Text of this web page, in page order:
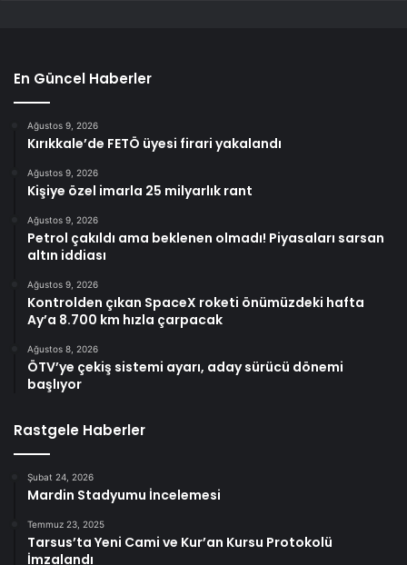
En Güncel Haberler
Ağustos 9, 2026
Kırıkkale’de FETÖ üyesi firari yakalandı
Ağustos 9, 2026
Kişiye özel imarla 25 milyarlık rant
Ağustos 9, 2026
Petrol çakıldı ama beklenen olmadı! Piyasaları sarsan
altın iddiası
Ağustos 9, 2026
Kontrolden çıkan SpaceX roketi önümüzdeki hafta
Ay’a 8.700 km hızla çarpacak
Ağustos 8, 2026
ÖTV’ye çekiş sistemi ayarı, aday sürücü dönemi
başlıyor
Rastgele Haberler
Şubat 24, 2026
Mardin Stadyumu İncelemesi
Temmuz 23, 2025
Tarsus’ta Yeni Cami ve Kur’an Kursu Protokolü
İmzalandı